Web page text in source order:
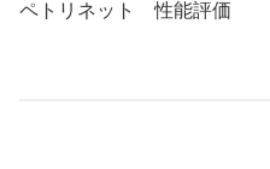
ペトリネット 性能評価